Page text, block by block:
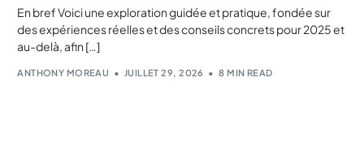
En bref Voici une exploration guidée et pratique, fondée sur
des expériences réelles et des conseils concrets pour 2025 et
au-delà, afin […]
ANTHONY MOREAU JUILLET 29, 2026 8 MIN READ